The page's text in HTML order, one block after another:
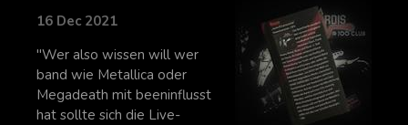
16 Dec 2021
"Wer also wissen will wer
band wie Metallica oder
Megadeath mit beeninflusst
hat sollte sich die Live-